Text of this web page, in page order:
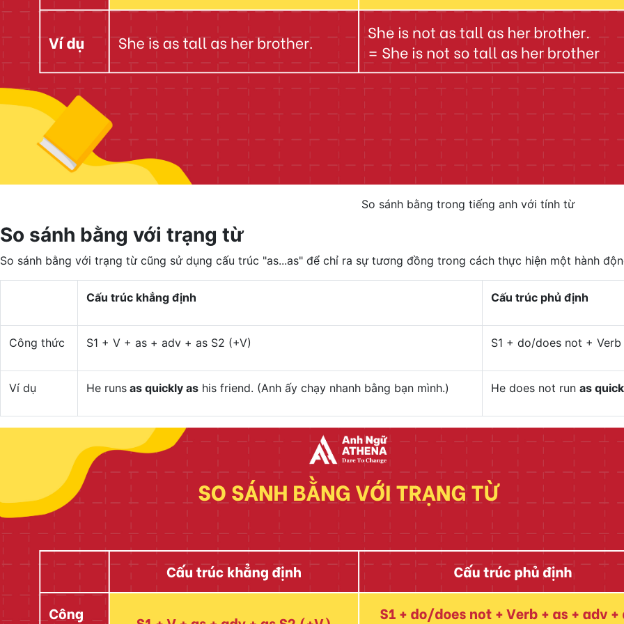
So sánh bằng trong tiếng anh với tính từ
So sánh bằng với trạng từ
So sánh bằng với trạng từ cũng sử dụng cấu trúc "as...as" để chỉ ra sự tương đồng trong cách thực hiện một hành
Cấu trúc khẳng định Cấu trúc phủ định
Công thức S1 + V + as + adv + as S2 (+V) S1 + do/does not +
Ví dụ He runs as quickly as his friend. (Anh ấy chạy nhanh bằng bạn mình.) He does not run as